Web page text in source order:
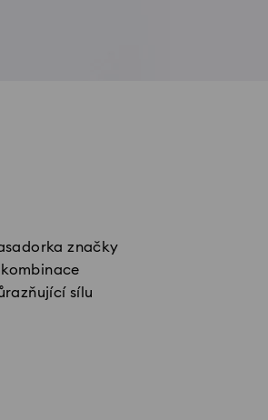
značky
sílu